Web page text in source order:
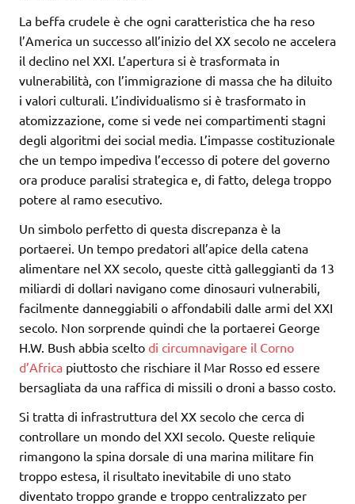
La beffa crudele è che ogni caratteristica che ha reso
l’America un successo all’inizio del XX secolo ne accelera
il declino nel XXI. L’apertura si è trasformata in
vulnerabilità, con l’immigrazione di massa che ha diluito
i valori culturali. L’individualismo si è trasformato in
atomizzazione, come si vede nei compartimenti stagni
degli algoritmi dei social media. L’impasse costituzionale
che un tempo impediva l’eccesso di potere del governo
ora produce paralisi strategica e, di fatto, delega troppo
potere al ramo esecutivo.
Un simbolo perfetto di questa discrepanza è la
portaerei. Un tempo predatori all’apice della catena
alimentare nel XX secolo, queste città galleggianti da 13
miliardi di dollari navigano come dinosauri vulnerabili,
facilmente danneggiabili o affondabili dalle armi del XXI
secolo. Non sorprende quindi che la portaerei George
H.W. Bush abbia scelto di circumnavigare il Corno
d’Africa piuttosto che rischiare il Mar Rosso ed essere
bersagliata da una raffica di missili o droni a basso costo.
Si tratta di infrastruttura del XX secolo che cerca di
controllare un mondo del XXI secolo. Queste reliquie
rimangono la spina dorsale di una marina militare fin
troppo estesa, il risultato inevitabile di uno stato
diventato troppo grande e troppo centralizzato per